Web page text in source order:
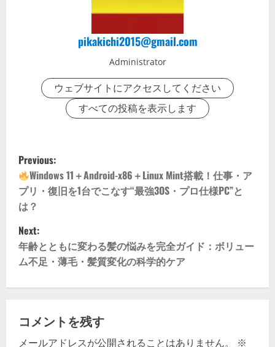
pikakichi2015@gmail.com
Administrator
ウェブサイトにアクセスしてください
すべての投稿を表示します
P
o
s
t
n
a
i
Previous:
Windows 11＋Android-x86＋Linux Mint搭載！仕事・ア
プリ・復旧を1台でこなす“最強3OS・プロ仕様PC”と
は？
Next:
年齢とともに変わる髪の悩みを完全ガイド：ボリュー
ム不足・薄毛・髪質変化の科学的ケア
コメントを残す
メールアドレスが公開されることはありません。 ※